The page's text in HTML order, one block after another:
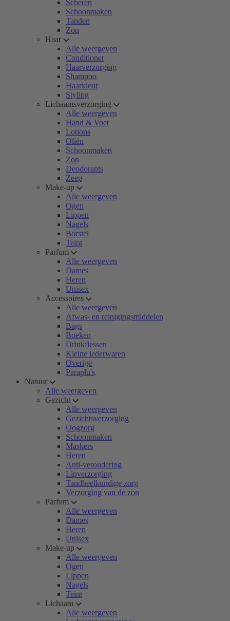
Scheren
Schoonmaken
Tanden
Zon
Haar
Alle weergeven
Conditioner
Haarverzorging
Shampoo
Haarkleur
Styling
Lichaamsverzorging
Alle weergeven
Hand & Voet
Lotions
Oliën
Schoonmaken
Zon
Deodorants
Zeep
Make-up
Alle weergeven
Ogen
Lippen
Nagels
Borstel
Teint
Parfum
Alle weergeven
Dames
Heren
Unisex
Accessoires
Alle weergeven
Afwas- en reinigingsmiddelen
Bags
Boeken
Drinkflessen
Kleine lederwaren
Overige
Paraplu's
Natuur
Alle weergeven
Gezicht
Alle weergeven
Gezichtsverzorging
Oogzorg
Schoonmaken
Maskers
Heren
Anti-veroudering
Lipverzorging
Tandheelkundige zorg
Verzorging van de zon
Parfum
Alle weergeven
Dames
Heren
Unisex
Make-up
Alle weergeven
Ogen
Lippen
Nagels
Teint
Lichaam
Alle weergeven